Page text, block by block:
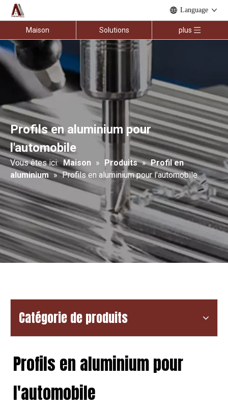
Language
Maison Solutions plus
Profils en aluminium pour
l'automobile
Vous êtes ici: Maison » Produits » Profil en
aluminium » Profils en aluminium pour l'automobile
Catégorie de produits
Profils en aluminium pour
l'automobile